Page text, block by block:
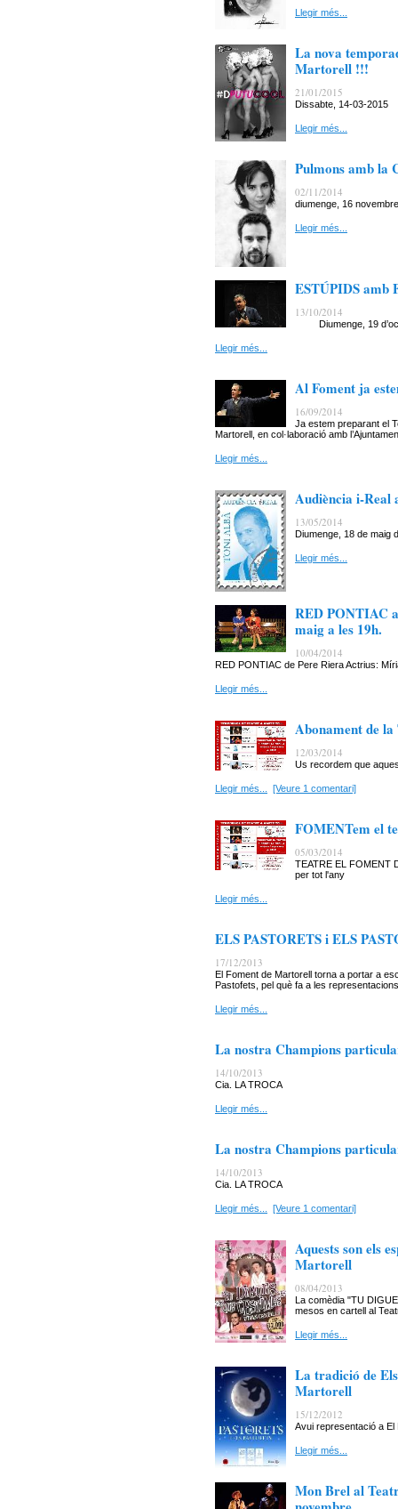
Llegir més...
La nova
Martorell !!!
21/01/2015
Dissabte, 14-03-
Llegir més...
Pulmons amb la
02/11/2014
diumenge, 16
Llegir més...
ESTÚPIDS amb
13/10/2014
Diumenge, 19
Llegir més...
Al Foment ja
16/09/2014
Ja estem preparant el
Martorell, en col·laboració amb
Llegir més...
Audiència i-Real
13/05/2014
Diumenge, 18 de maig
Llegir més...
RED PONTIAC
maig a les 19h.
10/04/2014
RED PONTIAC de Pere Riera Actrius:
Llegir més...
Abonament de
12/03/2014
Us recordem que
Llegir més... [Veure 1 comentari]
FOMENTem el
05/03/2014
TEATRE EL FOMENT
per tot l'any
Llegir més...
ELS PASTORETS i ELS
17/12/2013
El Foment de Martorell torna a portar a
Pastofets, pel què fa a les
Llegir més...
La nostra Champions
14/10/2013
Cia. LA TROCA
Llegir més...
La nostra Champions
14/10/2013
Cia. LA TROCA
Llegir més... [Veure 1 comentari]
Aquests son els
Martorell
08/04/2013
La comèdia "TU
mesos en cartell al
Llegir més...
La tradició de
Martorell
15/12/2012
Avui representació a El
Llegir més...
Mon Brel al